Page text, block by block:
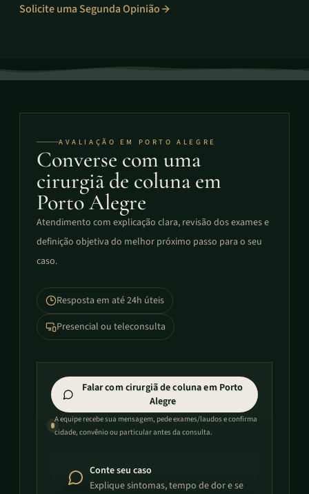
Solicite uma Segunda Opinião
AVALIAÇÃO EM PORTO ALEGRE
Converse com uma
cirurgiã de coluna em
Porto Alegre
Atendimento com explicação clara, revisão dos exames e
definição objetiva do melhor próximo passo para o seu
caso.
Resposta em até 24h úteis
Presencial ou teleconsulta
Falar com cirurgiã de coluna em Porto
Alegre
A equipe recebe sua mensagem, pede exames/laudos e confirma
cidade, convênio ou particular antes da consulta.
Conte seu caso
Explique sintomas, tempo de dor e se